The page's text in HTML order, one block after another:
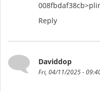
Reply
Daviddop
Fri, 04/11/2025 -